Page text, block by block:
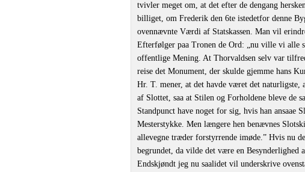
tvivler meget om, at det efter de dengang
billiget, om Frederik den 6te istedetfor denne
ovennævnte Værdi af Statskassen. Man vil
Efterfølger paa Tronen de Ord: „nu ville vi alle
offentlige Mening. At Thorvaldsen selv var
reise det Monument, der skulde gjemme hans
Hr. T. mener, at det havde været det naturligste,
af Slottet, saa at Stilen og Forholdene bleve de
Standpunct have noget for sig, hvis han
Mesterstykke. Men længere hen benævnes
allevegne træder forstyrrende imøde.” Hvis nu
begrundet, da vilde det være en Besynderlighed
Endskjøndt jeg nu saalidet vil underskrive